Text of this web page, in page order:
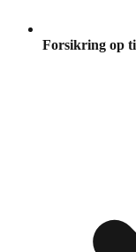
Forsikring op